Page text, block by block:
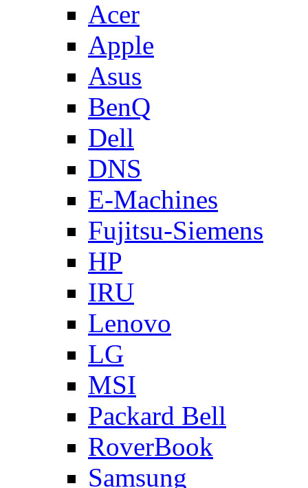
Acer
Apple
Asus
BenQ
Dell
DNS
E-Machines
Fujitsu-Siemens
HP
IRU
Lenovo
LG
MSI
Packard Bell
RoverBook
Samsung